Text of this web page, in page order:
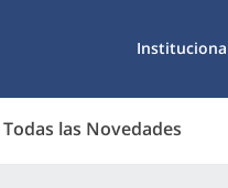
Todas las Novedades